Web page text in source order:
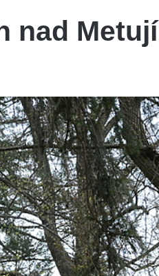
nad Metují